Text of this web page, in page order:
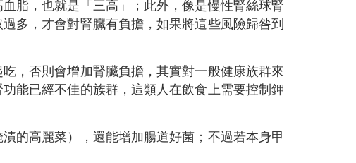
脂，也就是「三高」；此外，像是慢性腎絲球腎
多，才會對腎臟有負擔，如果將這些風險歸咎到
，否則會增加腎臟負擔，其實對一般健康族群來
能已經不佳的族群，這類人在飲食上需要控制鉀
的高麗菜），還能增加腸道好菌；不過若本身甲